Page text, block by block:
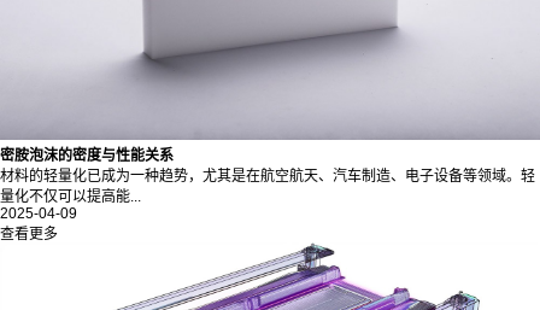
密胺泡沫的密度与性能关系
材料的轻量化已成为一种趋势，尤其是在航空航天、汽车制造、电子设备等领域。轻
量化不仅可以提高能...
2025-04-09
查看更多